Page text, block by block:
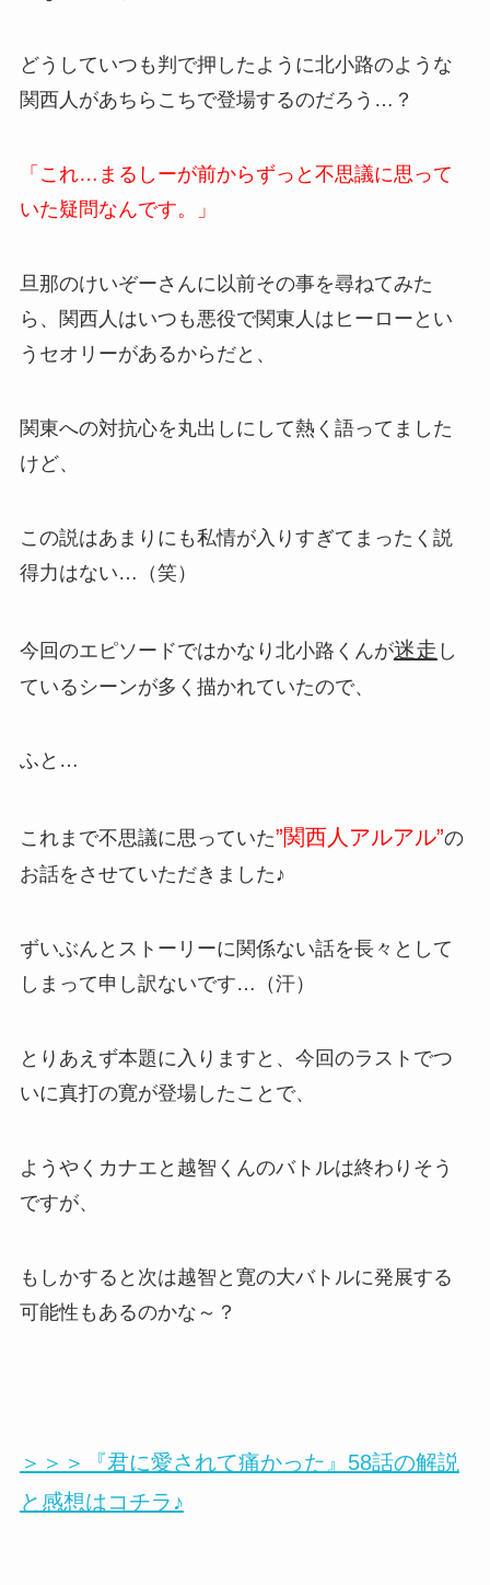
どうしていつも判で押したように北小路のような
関西人があちらこちで登場するのだろう…？
「これ…まるしーが前からずっと不思議に思って
いた疑問なんです。」
旦那のけいぞーさんに以前その事を尋ねてみた
ら、関西人はいつも悪役で関東人はヒーローとい
うセオリーがあるからだと、
関東への対抗心を丸出しにして熱く語ってました
けど、
この説はあまりにも私情が入りすぎてまったく説
得力はない…（笑）
今回のエピソードではかなり北小路くんが迷走 し
ているシーンが多く描かれていたので、
ふと…
これまで不思議に思っていた”関西人アルアル”の
お話をさせていただきました♪
ずいぶんとストーリーに関係ない話を長々として
しまって申し訳ないです…（汗）
とりあえず本題に入りますと、今回のラストでつ
いに真打の寛が登場したことで、
ようやくカナエと越智くんのバトルは終わりそう
ですが、
もしかすると次は越智と寛の大バトルに発展する
可能性もあるのかな～？
＞＞＞『君に愛されて痛かった』58話の解説
と感想はコチラ♪